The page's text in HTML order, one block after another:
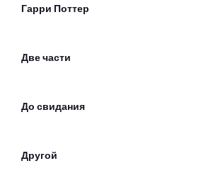
Гарри Поттер
Две части
До свидания
Другой